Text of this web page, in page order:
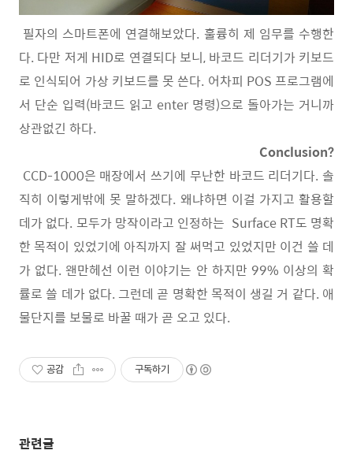
필자의 스마트폰에 연결해보았다. 훌륭히 제 임무를 수행한
다. 다만 저게 HID로 연결되다 보니, 바코드 리더기가 키보드
로 인식되어 가상 키보드를 못 쓴다. 어차피 POS 프로그램에
서 단순 입력(바코드 읽고 enter 명령)으로 돌아가는 거니까
상관없긴 하다.
Conclusion?
CCD-1000은 매장에서 쓰기에 무난한 바코드 리더기다. 솔
직히 이렇게밖에 못 말하겠다. 왜냐하면 이걸 가지고 활용할
데가 없다. 모두가 망작이라고 인정하는 Surface RT도 명확
한 목적이 있었기에 아직까지 잘 써먹고 있었지만 이건 쓸 데
가 없다. 왠만헤선 이런 이야기는 안 하지만 99% 이상의 확
률로 쓸 데가 없다. 그런데 곧 명확한 목적이 생길 거 같다. 애
물단지를 보물로 바꿀 때가 곧 오고 있다.
공감 구독하기
관련글